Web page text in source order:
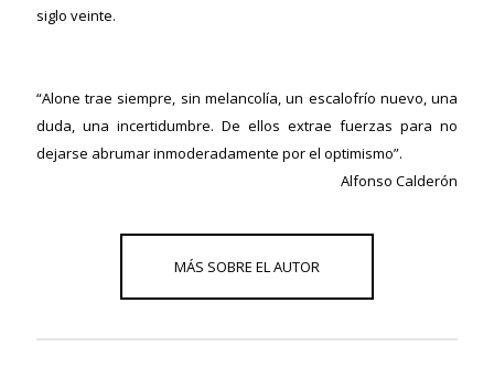
siglo veinte.
“Alone trae siempre, sin melancolía, un escalofrío nuevo, una
duda, una incertidumbre. De ellos extrae fuerzas para no
dejarse abrumar inmoderadamente por el optimismo”.
Alfonso Calderón